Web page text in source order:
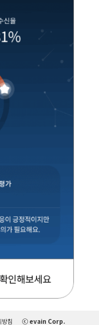
침 ⓒ evain Corp.